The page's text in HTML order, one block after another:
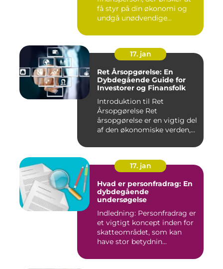
få styr på din økonomi og
undgå unødvendige...
17. jan
Ret Årsopgørelse: En
Dybdegående Guide for
Investorer og Finansfolk
Introduktion til Ret
Årsopgørelse Ret
årsopgørelse er en vigtig del
af den økonomiske verden,
17. jan
Hvad er personfradrag: En
dybdegående
undersøgelse
Indledning: Personfradrag er
et vigtigt koncept inden for
skatteområdet, som kan
have stor betydnin...